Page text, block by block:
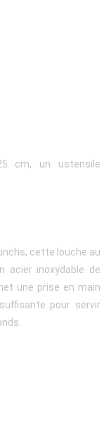
cm, un ustensile
cette louche au
acier inoxydable de
une prise en main
pour servir